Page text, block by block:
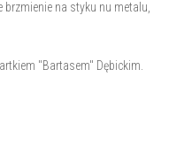
brzmienie na styku nu metalu,
"Bartasem" Dębickim.